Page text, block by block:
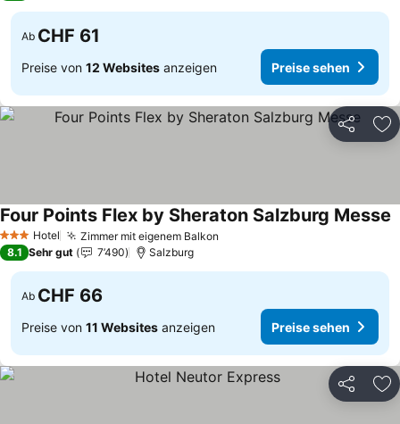
Ab CHF 61
Preise von 12 Websites anzeigen Preise sehen
Teilen
3 SterneHotel Zimmer mit eigenem Balkon
Four Points Flex by Sheraton Salzburg Messe
8.1 Sehr gut 7’490 Salzburg
Ab CHF 66
Preise von 11 Websites anzeigen Preise sehen
Teilen